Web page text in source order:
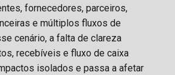
fornecedores, parceiros,
e múltiplos fluxos de
cenário, a falta de clareza
recebíveis e fluxo de caixa
isolados e passa a afetar